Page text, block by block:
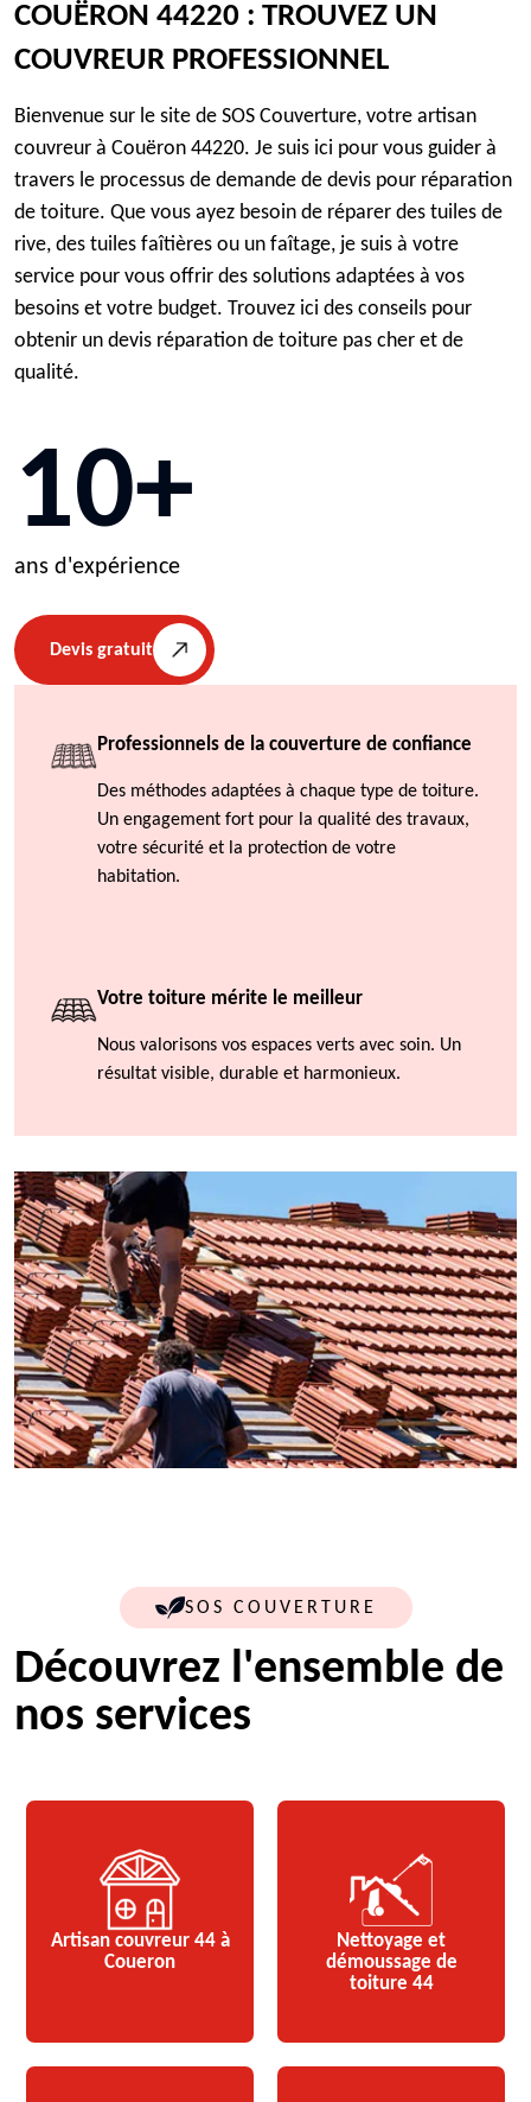
COUËRON 44220 : TROUVEZ UN
COUVREUR PROFESSIONNEL
Bienvenue sur le site de SOS Couverture, votre artisan
couvreur à Couëron 44220. Je suis ici pour vous guider à
travers le processus de demande de devis pour réparation
de toiture. Que vous ayez besoin de réparer des tuiles de
rive, des tuiles faîtières ou un faîtage, je suis à votre
service pour vous offrir des solutions adaptées à vos
besoins et votre budget. Trouvez ici des conseils pour
obtenir un devis réparation de toiture pas cher et de
qualité.
10+
ans d'expérience
Devis gratuit
Professionnels de la couverture de confiance
Des méthodes adaptées à chaque type de toiture.
Un engagement fort pour la qualité des travaux,
votre sécurité et la protection de votre
habitation.
Votre toiture mérite le meilleur
Nous valorisons vos espaces verts avec soin. Un
résultat visible, durable et harmonieux.
SOS COUVERTURE
Découvrez l'ensemble de
nos services
Artisan couvreur 44 à
Coueron
Nettoyage et
démoussage de
toiture 44